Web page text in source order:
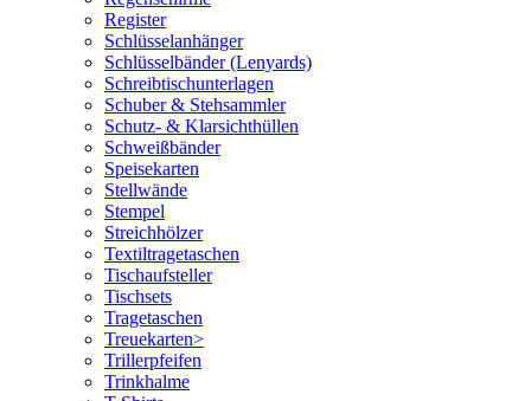
Register
Schlüsselanhänger
Schlüsselbänder (Lenyards)
Schreibtischunterlagen
Schuber & Stehsammler
Schutz- & Klarsichthüllen
Schweißbänder
Speisekarten
Stellwände
Stempel
Streichhölzer
Textiltragetaschen
Tischaufsteller
Tischsets
Tragetaschen
Treuekarten>
Trillerpfeifen
Trinkhalme